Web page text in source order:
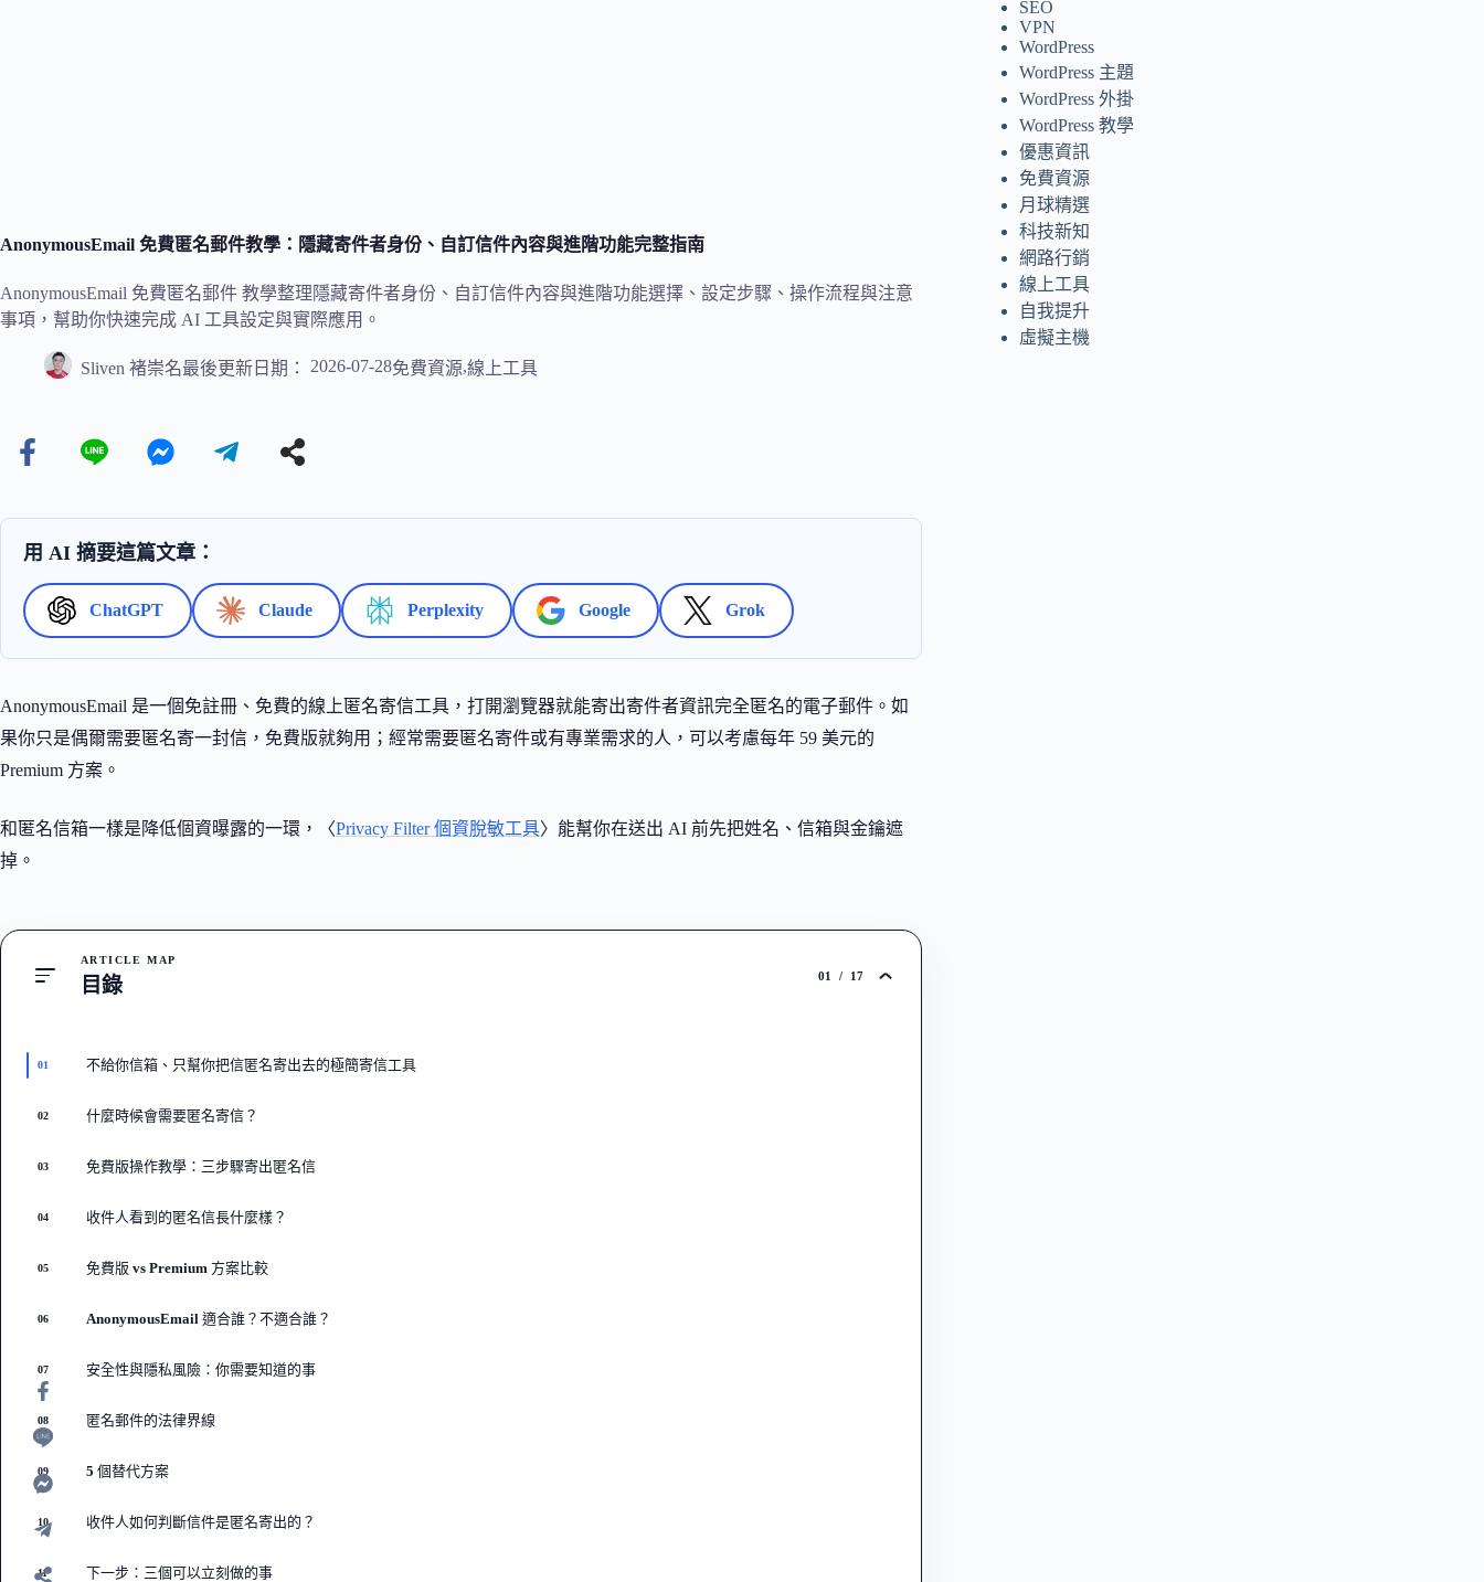
AnonymousEmail 免費匿名郵件教學：隱藏寄件者身份、自訂信件內容與進階功能完整指南
AnonymousEmail 免費匿名郵件 教學整理隱藏寄件者身份、自訂信件內容與進階功能選擇、設定步驟、操作流程與注意
事項，幫助你快速完成 AI 工具設定與實際應用。
Sliven 褚崇名最後更新日期： 2026-07-28免費資源,線上工具
用 AI 摘要這篇文章：
ChatGPT Claude Perplexity Google Grok
AnonymousEmail 是一個免註冊、免費的線上匿名寄信工具，打開瀏覽器就能寄出寄件者資訊完全匿名的電子郵件。如
果你只是偶爾需要匿名寄一封信，免費版就夠用；經常需要匿名寄件或有專業需求的人，可以考慮每年 59 美元的
Premium 方案。
和匿名信箱一樣是降低個資曝露的一環，〈Privacy Filter 個資脫敏工具〉能幫你在送出 AI 前先把姓名、信箱與金鑰遮
掉。
ARTICLE MAP
目錄 01 / 17
01 不給你信箱、只幫你把信匿名寄出去的極簡寄信工具
02 什麼時候會需要匿名寄信？
03 免費版操作教學：三步驟寄出匿名信
04 收件人看到的匿名信長什麼樣？
05 免費版 vs Premium 方案比較
06 AnonymousEmail 適合誰？不適合誰？
07 安全性與隱私風險：你需要知道的事
08 匿名郵件的法律界線
09 5 個替代方案
10 收件人如何判斷信件是匿名寄出的？
11 下一步：三個可以立刻做的事
SEO
VPN
WordPress
WordPress 主題
WordPress 外掛
WordPress 教學
優惠資訊
免費資源
月球精選
科技新知
網路行銷
線上工具
自我提升
虛擬主機